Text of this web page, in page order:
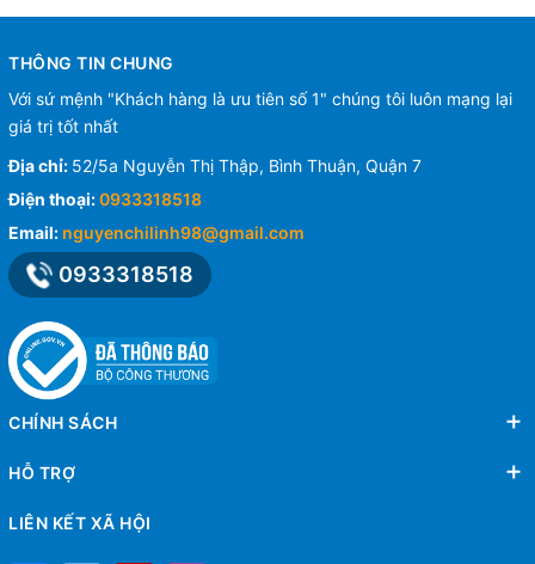
THÔNG TIN CHUNG
Với sứ mệnh "Khách hàng là ưu tiên số 1" chúng tôi luôn mạng lại
giá trị tốt nhất
Địa chỉ: 52/5a Nguyễn Thị Thập, Bình Thuận, Quận 7
Điện thoại:0933318518
Email: nguyenchilinh98@gmail.com
0933318518
CHÍNH SÁCH
HỖ TRỢ
LIÊN KẾT XÃ HỘI